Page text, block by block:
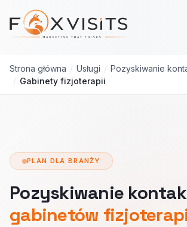
Przejdź do treści głównej
Strona główna / Usługi / Pozyskiwanie
/ Gabinety fizjoterapii
PLAN DLA BRANŻY
Pozyskiwanie
gabinetów